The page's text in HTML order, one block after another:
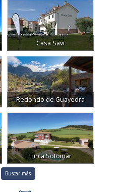
Casa Savi
Redondo de Guayedra
Finca Sotomar
Buscar más